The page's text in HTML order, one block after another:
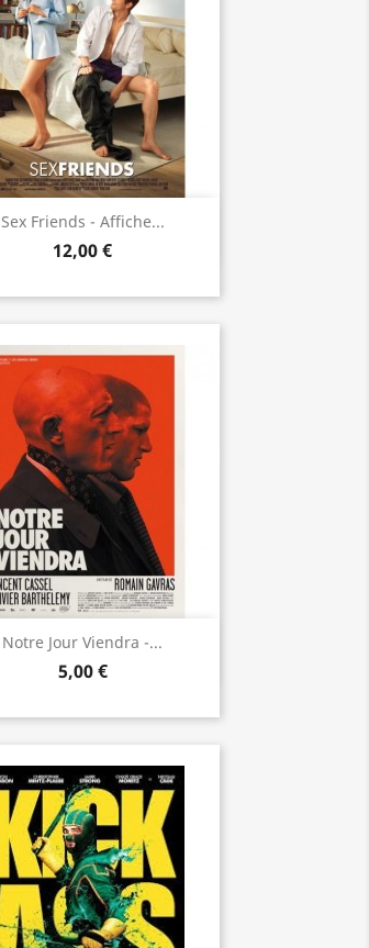
Sex Friends - Affiche...
12,00 €
Aperçu rapide
Notre Jour Viendra -...
5,00 €
Aperçu rapide